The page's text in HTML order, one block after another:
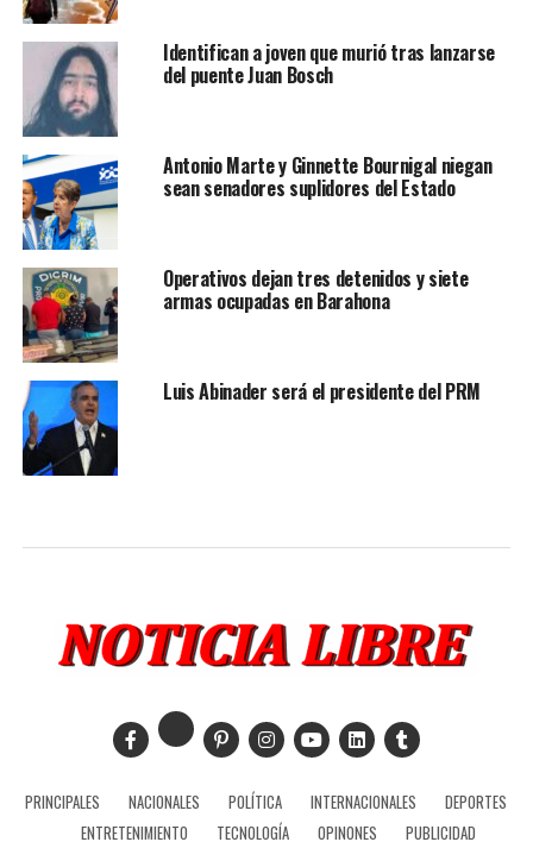
Identifican a joven que murió tras lanzarse
del puente Juan Bosch
Antonio Marte y Ginnette Bournigal niegan
sean senadores suplidores del Estado
Operativos dejan tres detenidos y siete
armas ocupadas en Barahona
Luis Abinader será el presidente del PRM
PRINCIPALES NACIONALES POLÍTICA INTERNACIONALES
DEPORTES
ENTRETENIMIENTO
TECNOLOGÍA OPINONES PUBLICIDAD